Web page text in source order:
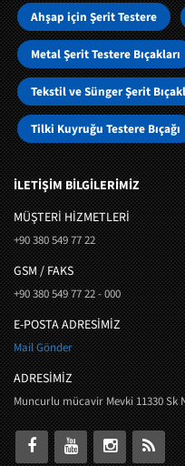
Ahşap için Şerit Testere
Metal Şerit Testere Bıçakları
Tekstil ve Sünger Şerit
Tilki Kuyruğu Testere Bıçağı
İLETİŞİM BİLGİLERİMİZ
MÜŞTERI HIZMETLERI
+90 380 549 77 22
GSM / FAKS
+90 380 549 77 22 - 000
E-POSTA ADRESİMİZ
Mail Gönder
ADRESİMİZ
Muncurlu mücavir Mevki 11330 Sk